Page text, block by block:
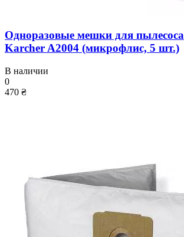
Одноразовые мешки для пылесоса
Karcher A2004 (микрофлис, 5 шт.)
В наличии
0
470 ₴